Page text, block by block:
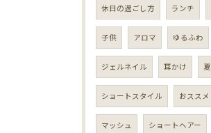
休日の過ごし方 ランチ
子供 アロマ ゆるふわ
ジェルネイル 耳かけ 夏
ショートスタイル おススメ
マッシュ ショートヘアー